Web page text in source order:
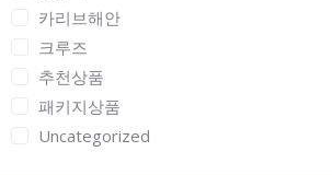
카리브해안
크루즈
추천상품
패키지상품
Uncategorized